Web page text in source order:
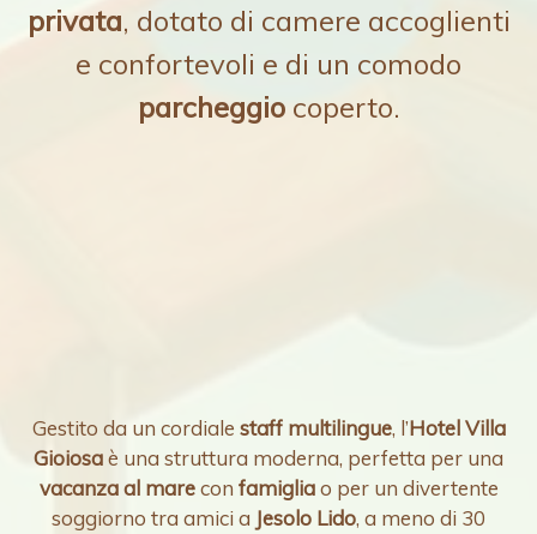
privata, dotato di camere accoglienti
e confortevoli e di un comodo
parcheggio coperto.
Gestito da un cordiale staff multilingue, l’Hotel Villa
Gioiosaè una struttura moderna, perfetta per una
vacanza al marecon famigliao per un divertente
soggiorno tra amici a Jesolo Lido, a meno di 30